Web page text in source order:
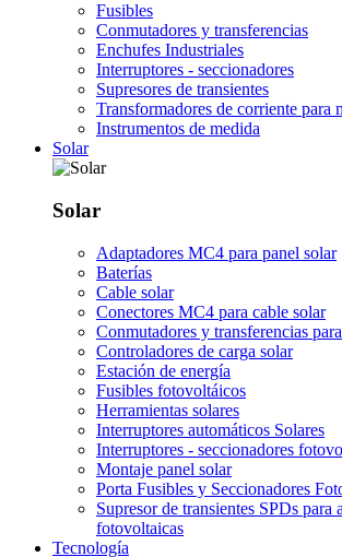
Fusibles
Conmutadores y transferencias
Enchufes Industriales
Interruptores - seccionadores
Supresores de transientes
Transformadores de corriente para
Instrumentos de medida
Solar
Solar
Adaptadores MC4 para panel solar
Baterías
Cable solar
Conectores MC4 para cable solar
Conmutadores y transferencias
Controladores de carga solar
Estación de energía
Fusibles fotovoltáicos
Herramientas solares
Interruptores automáticos Solares
Interruptores - seccionadores
Montaje panel solar
Porta Fusibles y Seccionadores
Supresor de transientes SPDs para
fotovoltaicas
Tecnología